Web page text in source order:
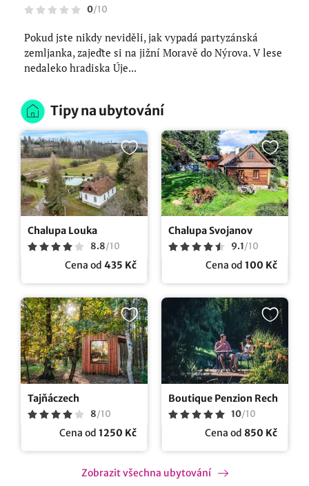
0/10
Pokud jste nikdy neviděli, jak vypadá partyzánská
zemljanka, zajeďte si na jižní Moravě do Nýrova. V lese
nedaleko hradiska Úje...
Tipy na ubytování
Chalupa Louka
8.8/10
Cena od 435 Kč
Chalupa Svojanov
9.1/10
Cena od 100 Kč
Tajňáczech
8/10
Cena od 1250 Kč
Boutique Penzion Rech
10/10
Cena od 850 Kč
Zobrazit všechna ubytování